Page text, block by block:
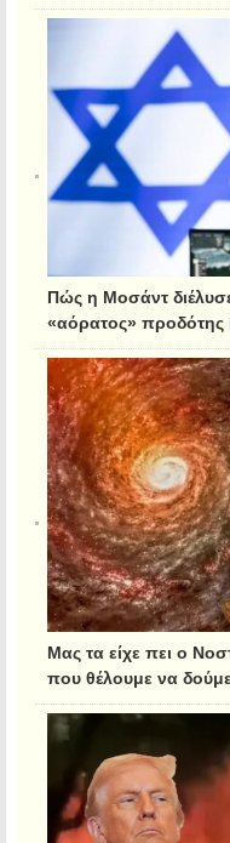
Πώς η Μοσάντ
«αόρατος» προδότης
Μας τα είχε πει ο
που θέλουμε να